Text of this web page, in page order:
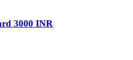
3000 INR